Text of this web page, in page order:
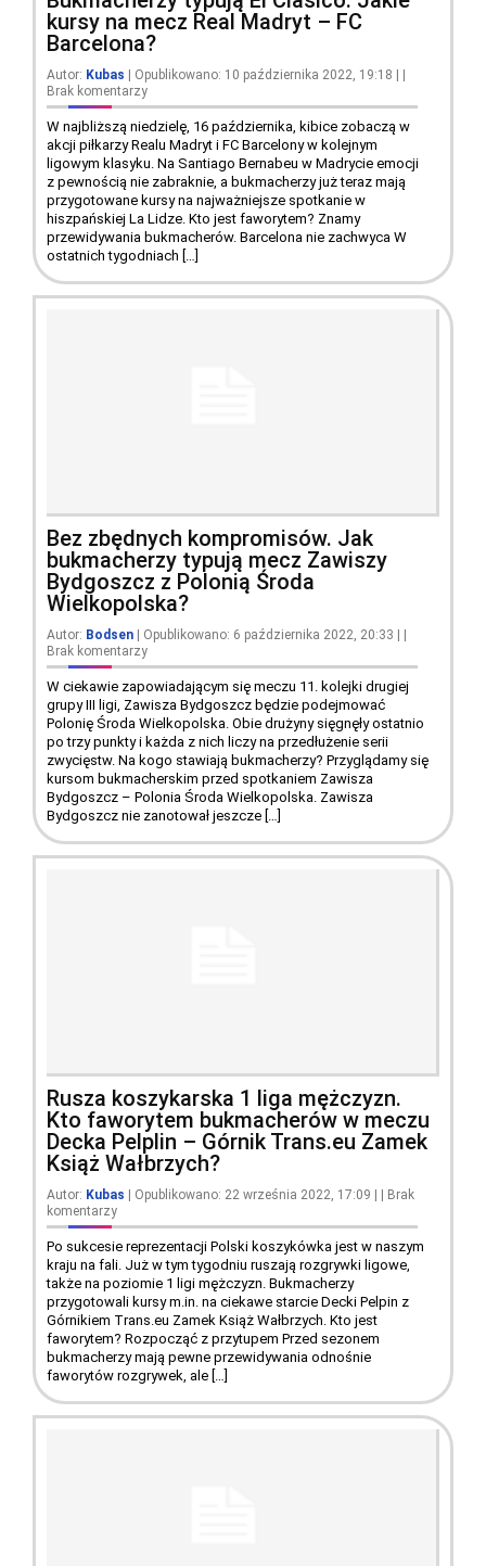
kursy na mecz Real Madryt – FC
Barcelona?
Autor: Kubas | Opublikowano: 10 października 2022, 19:18
Brak komentarzy
W najbliższą niedzielę, 16 października, kibice zobaczą w
akcji piłkarzy Realu Madryt i FC Barcelony w kolejnym
ligowym klasyku. Na Santiago Bernabeu w Madrycie emocji
z pewnością nie zabraknie, a bukmacherzy już teraz mają
przygotowane kursy na najważniejsze spotkanie w
hiszpańskiej La Lidze. Kto jest faworytem? Znamy
przewidywania bukmacherów. Barcelona nie zachwyca W
ostatnich tygodniach […]
Bez zbędnych kompromisów. Jak
bukmacherzy typują mecz Zawiszy
Bydgoszcz z Polonią Środa
Wielkopolska?
Autor: Bodsen | Opublikowano: 6 października 2022, 20:33
Brak komentarzy
W ciekawie zapowiadającym się meczu 11. kolejki drugiej
grupy III ligi, Zawisza Bydgoszcz będzie podejmować
Polonię Środa Wielkopolska. Obie drużyny sięgnęły ostatnio
po trzy punkty i każda z nich liczy na przedłużenie serii
zwycięstw. Na kogo stawiają bukmacherzy? Przyglądamy się
kursom bukmacherskim przed spotkaniem Zawisza
Bydgoszcz – Polonia Środa Wielkopolska. Zawisza
Bydgoszcz nie zanotował jeszcze […]
Rusza koszykarska 1 liga mężczyzn.
Kto faworytem bukmacherów w meczu
Decka Pelplin – Górnik Trans.eu Zamek
Książ Wałbrzych?
Autor: Kubas | Opublikowano: 22 września 2022, 17:09 | | Brak
komentarzy
Po sukcesie reprezentacji Polski koszykówka jest w naszym
kraju na fali. Już w tym tygodniu ruszają rozgrywki ligowe,
także na poziomie 1 ligi mężczyzn. Bukmacherzy
przygotowali kursy m.in. na ciekawe starcie Decki Pelpin z
Górnikiem Trans.eu Zamek Książ Wałbrzych. Kto jest
faworytem? Rozpocząć z przytupem Przed sezonem
bukmacherzy mają pewne przewidywania odnośnie
faworytów rozgrywek, ale […]